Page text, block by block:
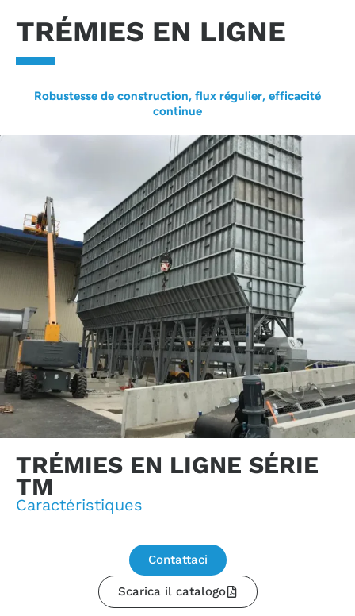
TRÉMIES EN LIGNE
Robustesse de construction, flux régulier, efficacité
continue
TRÉMIES EN LIGNE SÉRIE
TM
Caractéristiques
Contattaci
Scarica il catalogo